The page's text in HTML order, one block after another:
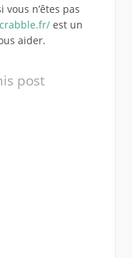
n’êtes pas
est un
aider.
post